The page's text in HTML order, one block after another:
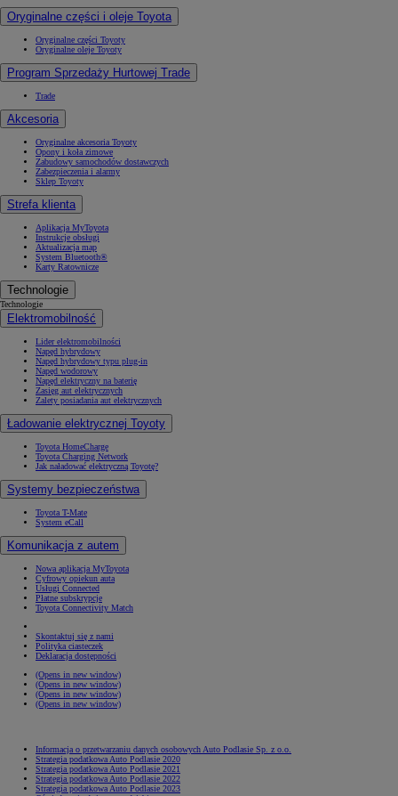
Oryginalne części i oleje Toyota
Oryginalne części Toyoty
Oryginalne oleje Toyoty
Program Sprzedaży Hurtowej Trade
Trade
Akcesoria
Oryginalne akcesoria Toyoty
Opony i koła zimowe
Zabudowy samochodów dostawczych
Zabezpieczenia i alarmy
Sklep Toyoty
Strefa klienta
Aplikacja MyToyota
Instrukcje obsługi
Aktualizacja map
System Bluetooth®
Karty Ratownicze
Technologie
Technologie
Elektromobilność
Lider elektromobilności
Napęd hybrydowy
Napęd hybrydowy typu plug-in
Napęd wodorowy
Napęd elektryczny na baterię
Zasięg aut elektrycznych
Zalety posiadania aut elektrycznych
Ładowanie elektrycznej Toyoty
Toyota HomeCharge
Toyota Charging Network
Jak naładować elektryczną Toyotę?
Systemy bezpieczeństwa
Toyota T-Mate
System eCall
Komunikacja z autem
Nowa aplikacja MyToyota
Cyfrowy opiekun auta
Usługi Connected
Płatne subskrypcje
Toyota Connectivity Match
Skontaktuj się z nami
Polityka ciasteczek
Deklaracja dostępności
(Opens in new window)
(Opens in new window)
(Opens in new window)
(Opens in new window)
Informacja o przetwarzaniu danych osobowych Auto Podlasie Sp. z o.o.
Strategia podatkowa Auto Podlasie 2020
Strategia podatkowa Auto Podlasie 2021
Strategia podatkowa Auto Podlasie 2022
Strategia podatkowa Auto Podlasie 2023